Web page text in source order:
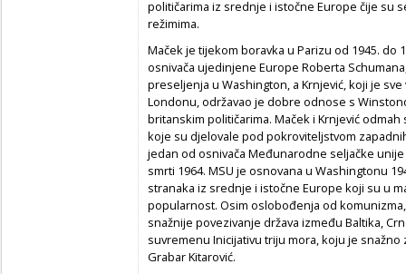
političarima iz srednje i istočne Europe čije su
režimima.
Maček je tijekom boravka u Parizu od 1945. do
osnivača ujedinjene Europe Roberta
preseljenja u Washington, a Krnjević, koji je
Londonu, održavao je dobre odnose s
britanskim političarima. Maček i Krnjević
koje su djelovale pod pokroviteljstvom
jedan od osnivača Međunarodne seljačke
smrti 1964. MSU je osnovana u Washingtonu
stranaka iz srednje i istočne Europe koji su u
popularnost. Osim oslobođenja od
snažnije povezivanje država između Baltika,
suvremenu Inicijativu triju mora, koju je snažno
Grabar Kitarović.